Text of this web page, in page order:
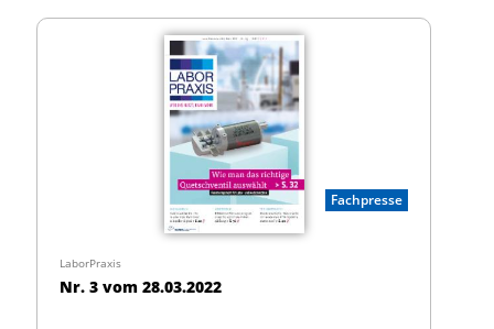
Fachpresse
LaborPraxis
Nr. 3 vom 28.03.2022